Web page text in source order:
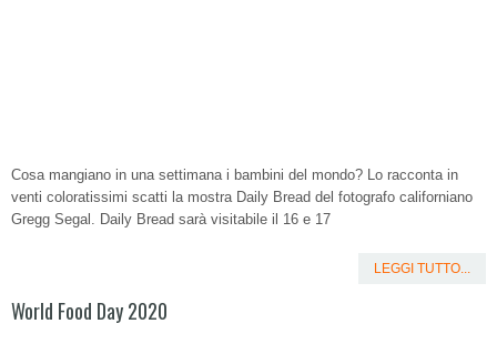
Cosa mangiano in una settimana i bambini del mondo? Lo racconta in
venti coloratissimi scatti la mostra Daily Bread del fotografo californiano
Gregg Segal. Daily Bread sarà visitabile il 16 e 17
LEGGI TUTTO...
World Food Day 2020